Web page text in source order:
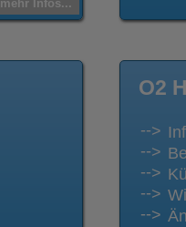
mehr Infos...
O2